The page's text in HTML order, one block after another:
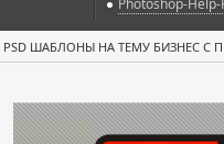
Photoshop-Help-
PSD ШАБЛОНЫ НА ТЕМУ БИЗНЕС С